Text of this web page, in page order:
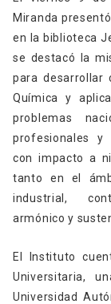
Miranda
en la biblioteca
se destacó la
para desarrollar
Química y
problemas
profesionales y
con impacto a
tanto en el
industrial,
armónico y
El Instituto
Universitaria,
Universidad